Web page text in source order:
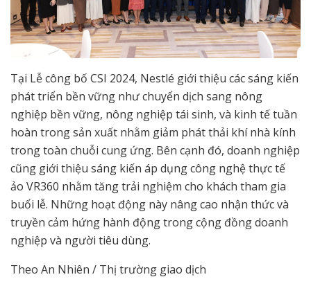
Tại Lễ công bố CSI 2024, Nestlé giới thiệu các sáng kiến
phát triển bền vững như chuyển dịch sang nông
nghiệp bền vững, nông nghiệp tái sinh, và kinh tế tuần
hoàn trong sản xuất nhằm giảm phát thải khí nhà kính
trong toàn chuỗi cung ứng. Bên cạnh đó, doanh nghiệp
cũng giới thiệu sáng kiến áp dụng công nghệ thực tế
ảo VR360 nhằm tăng trải nghiệm cho khách tham gia
buổi lễ. Những hoạt động này nâng cao nhận thức và
truyền cảm hứng hành động trong cộng đồng doanh
nghiệp và người tiêu dùng.
Theo An Nhiên / Thị trường giao dịch